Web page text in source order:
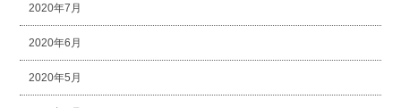
2020年7月
2020年6月
2020年5月